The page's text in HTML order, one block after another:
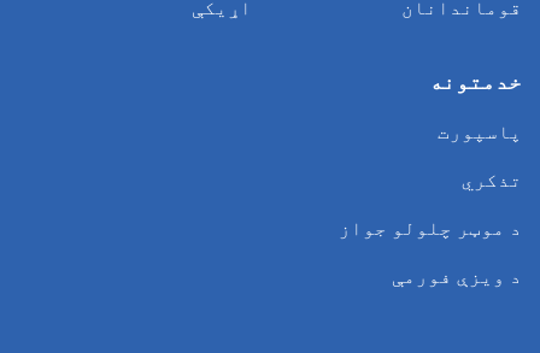
قوماندانان
اړیکې
خدمتونه
پاسپورت
تذکري
د موټر چلولو جواز
د ویزې فورمې